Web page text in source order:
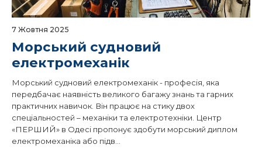
7 Жовтня 2025
Морський судновий
електромеханік
Морський судновий електромеханік - професія, яка
передбачає наявність великого багажу знань та гарних
практичних навичок. Він працює на стику двох
спеціальностей – механіки та електротехніки. Центр
«ПЕРШИЙ» в Одесі пропонує здобути морський диплом
електромеханіка або підв...